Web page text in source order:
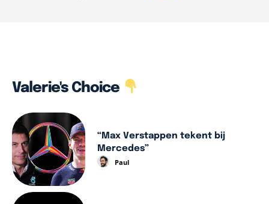
Valerie's Choice
“Max Verstappen tekent bij
Mercedes”
Paul